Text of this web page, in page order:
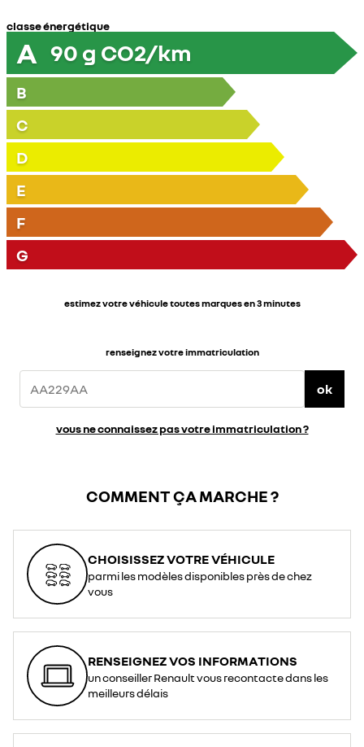
classe énergétique
A 90 g CO2/km
B
C
D
E
F
G
estimez votre véhicule toutes marques en 3 minutes
renseignez votre immatriculation
ok
vous ne connaissez pas votre immatriculation ?
COMMENT ÇA MARCHE ?
CHOISISSEZ VOTRE VÉHICULE
parmi les modèles disponibles près de chez
vous
RENSEIGNEZ VOS INFORMATIONS
un conseiller Renault vous recontacte dans les
meilleurs délais